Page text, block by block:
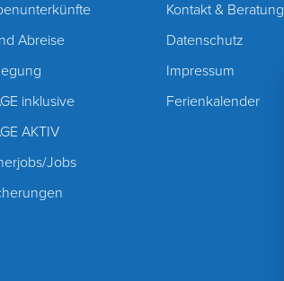
Abreise
inklusive
AKTIV
Jobs
Kontakt & Beratung
Datenschutz
Impressum
Ferienkalender